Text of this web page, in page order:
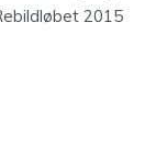
2015